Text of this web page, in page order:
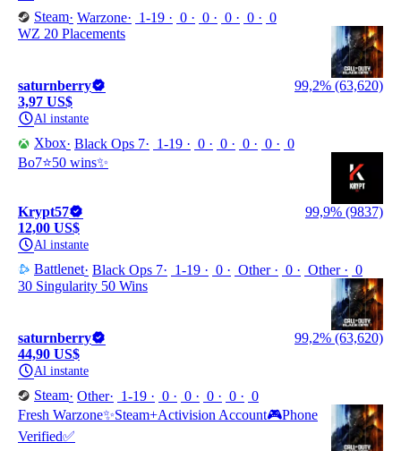
Steam Warzone 1-19 0 0 0 0
0
WZ 20 Placements
saturnberry
99,2% (63,620)
3,97 US$
Al instante
Xbox Black Ops 7 1-19 0 0 0 0
0
Bo7⭐50 wins✨
Krypt57
99,9% (9837)
12,00 US$
Al instante
Battlenet Black Ops 7 1-19 0 Other 0 Other
0
30 Singularity 50 Wins
saturnberry
99,2% (63,620)
44,90 US$
Al instante
Steam Other 1-19 0 0 0 0
0
Fresh Warzone✨Steam+Activision Account🎮Phone
Verified✅